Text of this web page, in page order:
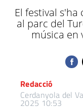
El festival
al parc del
música en
Redacció
Cerdanyola del
2025 10:53